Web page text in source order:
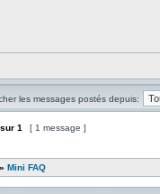
les messages postés depuis:
sur 1 [ 1 message ]
» Mini FAQ